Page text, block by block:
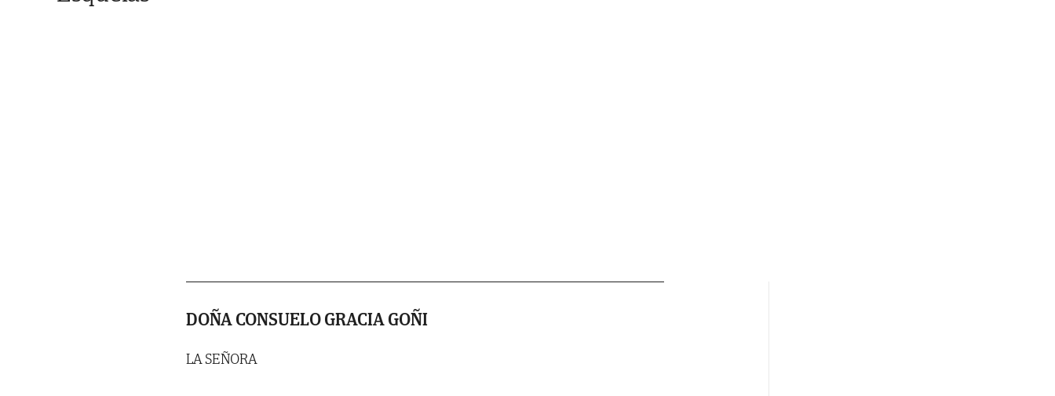
DOÑA CONSUELO GRACIA GOÑI
LA SEÑORA